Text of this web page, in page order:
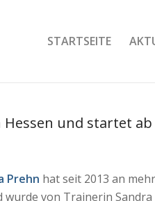
STARTSEITE
und startet
Prehn hat seit 2013 an
wurde von Trainerin